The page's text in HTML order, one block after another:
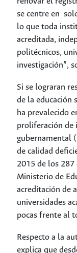
se centre en
lo que toda
acreditada,
politécnicos,
investigación”,
Si se lograran
de la educación
ha prevalecido
proliferación de
gubernamental
de calidad
2015 de los
Ministerio de
acreditación de
universidades
pocas frente al
Respecto a la
explica que